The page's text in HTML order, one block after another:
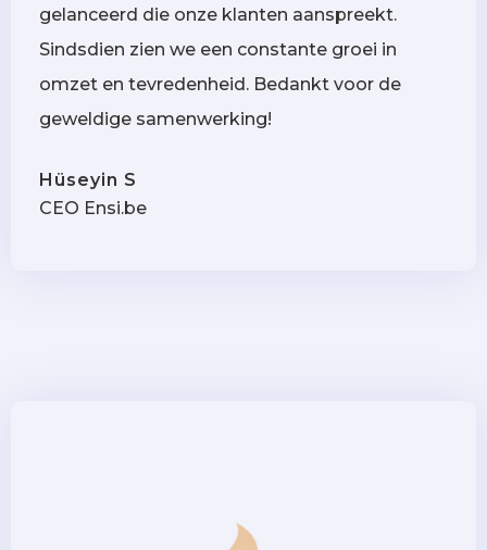
gelanceerd die onze klanten aanspreekt.
Sindsdien zien we een constante groei in
omzet en tevredenheid. Bedankt voor de
geweldige samenwerking!
Hüseyin S
CEO Ensi.be